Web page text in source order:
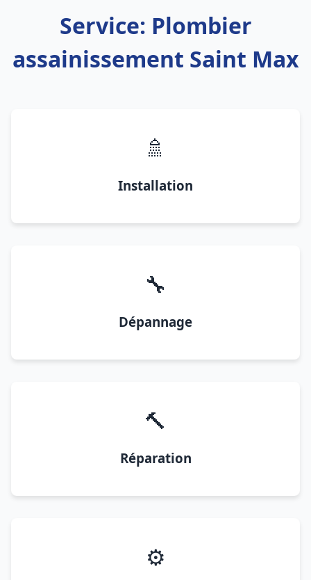
Service: Plombier
assainissement Saint Max
🚿
Installation
🔧
Dépannage
🔨
Réparation
⚙️